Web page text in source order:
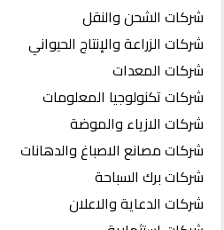
شركات الشحن والنقل
شركات الزراعة والإنتاج الحيواني
شركات المعدات
شركات تكنولوجيا المعلومات
شركات الازياء والموضة
شركات مصانع الاصباغ والدهانات
شركات برك السباحة
شركات الدعاية والاعلان